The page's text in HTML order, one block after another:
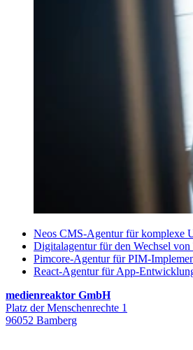
Neos CMS-Agentur für komplexe
Digitalagentur für den Wechsel
Pimcore-Agentur für PIM-
React-Agentur für App-
medienreaktor GmbH
Platz der Menschenrechte 1
96052 Bamberg